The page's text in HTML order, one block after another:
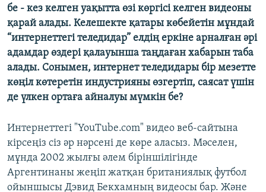
бе - кез келген уақытта өзі көргісі келген видеоны
қарай алады. Келешекте қатары көбейетін мұндай
“интернеттегі теледидар” елдің еркіне арналған әрі
адамдар өздері қалауынша таңдаған хабарын таба
алады. Сонымен, интернет теледидары бір мезетте
көңіл көтеретін индустрияны өзгертіп, саясат үшін
де үлкен ортаға айналуы мүмкін бе?
Интернеттегі "YouTube.com" видео веб-сайтына
кірсеңіз сіз әр нәрсені де көре аласыз. Мәселен,
мұнда 2002 жылғы әлем біріншілігінде
Аргентинаны жеңіп жатқан британиялық футбол
ойыншысы Дэвид Бекхамның видеосы бар. Және